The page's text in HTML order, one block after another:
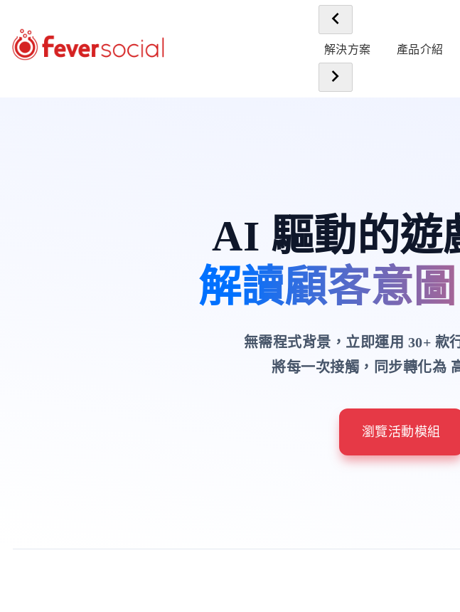
解決方案 產品介紹
AI 驅動的遊
解讀顧客意
無需程式背景，立即運用 30+ 款
將每一次接觸，同步轉化為
瀏覽活動模組